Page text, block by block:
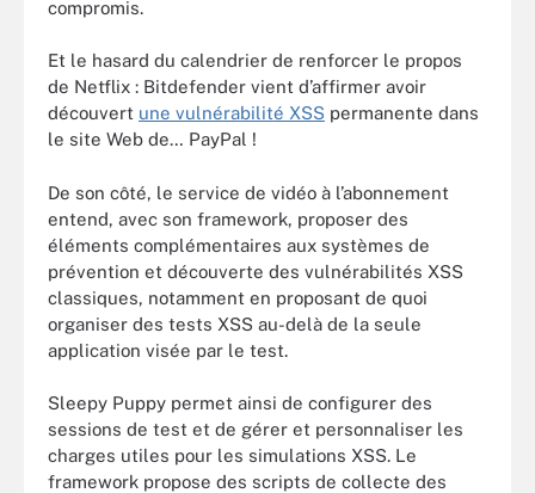
compromis.
Et le hasard du calendrier de renforcer le propos
de Netflix : Bitdefender vient d’affirmer avoir
découvert une vulnérabilité XSS permanente dans
le site Web de… PayPal !
De son côté, le service de vidéo à l’abonnement
entend, avec son framework, proposer des
éléments complémentaires aux systèmes de
prévention et découverte des vulnérabilités XSS
classiques, notamment en proposant de quoi
organiser des tests XSS au-delà de la seule
application visée par le test.
Sleepy Puppy permet ainsi de configurer des
sessions de test et de gérer et personnaliser les
charges utiles pour les simulations XSS. Le
framework propose des scripts de collecte des